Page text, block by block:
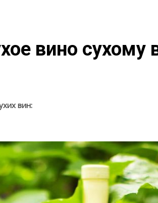
вино сухому
вин: